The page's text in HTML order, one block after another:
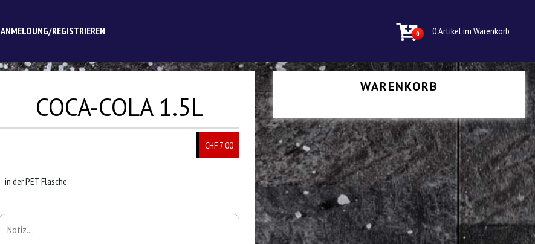
ANMELDUNG/REGISTRIEREN 0 0 Artikel im Warenkorb
COCA-COLA 1.5L
CHF 7.00
in der PET Flasche
WARENKORB